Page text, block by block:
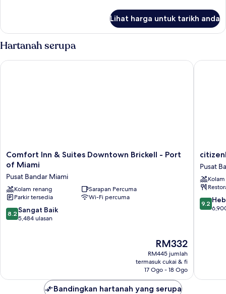
Room
Lihat harga untuk tarikh anda
Hartanah serupa
Comfort
Inn
Suites
Downtown
Brickell
-
Port
Comfort Inn & Suites Downtown Brickell - Port
of Miami
Pusat Bandar Miami
Kolam renang
Sarapan Percuma
Parkir tersedia
Wi-Fi percuma
8.2
daripada
8.2 Sangat Baik
5,484 ulasan
Harga
ialah
RM332
RM332
RM445 jumlah
termasuk cukai & fi
17 Ogo - 18 Ogo
Comfort Inn & Suites Downtown Brickell - Port of Miami
citizenM
Miami
Pusat
Bandar
Miami
Pusat
9.2
9.2
Bandingkan hartanah yang serupa